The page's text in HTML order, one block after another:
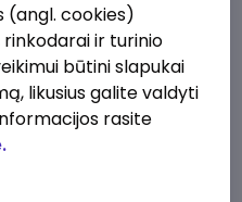
Manager (fixed
(angl. cookies)
ir turinio
būtini slapukai
likusius galite valdyti
rasite